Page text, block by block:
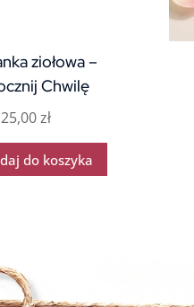
ziołowa –
Chwilę
25,00zł
do koszyka